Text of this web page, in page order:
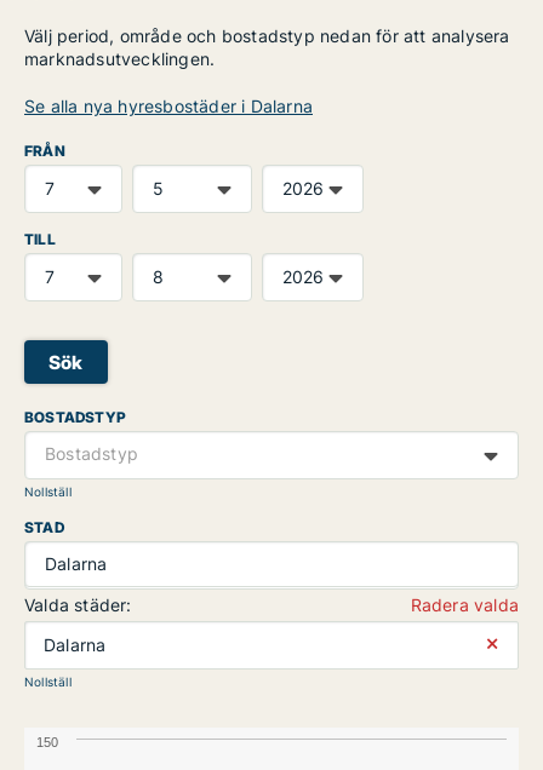
Välj period, område och bostadstyp nedan för att analysera
marknadsutvecklingen.
Se alla nya hyresbostäder i Dalarna
FRÅN
TILL
Sök
BOSTADSTYP
Bostadstyp
Nollställ
STAD
Dalarna
Valda städer:
Radera valda
Dalarna
⨯
Nollställ
150